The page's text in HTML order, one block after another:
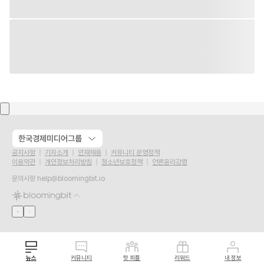
한국경제미디어그룹
공지사항 기자소개 인재채용
커뮤니티 운영정책
이용약관
개인정보처리방침 청소년보호정책
언론윤리강령
문의사항 help@bloomingbit.io
뉴스 커뮤니티 핫 피플 리워드 내 정보